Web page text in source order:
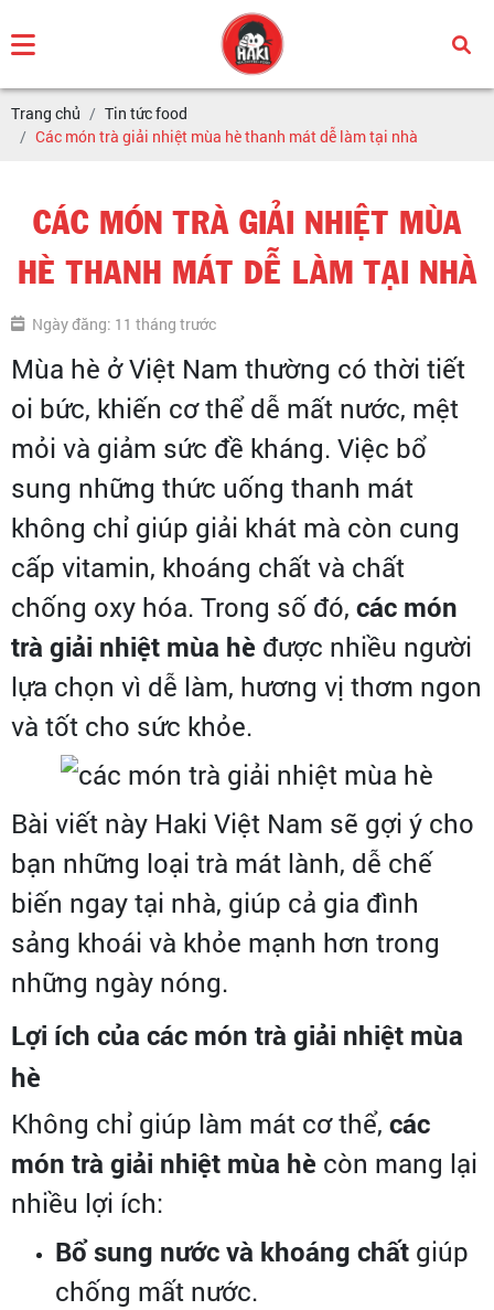
Trang chủ
Tin tức food
Các món trà giải nhiệt mùa hè thanh mát dễ làm tại nhà
CÁC MÓN TRÀ GIẢI NHIỆT MÙA
HÈ THANH MÁT DỄ LÀM TẠI NHÀ
Ngày đăng: 11 tháng trước
Mùa hè ở Việt Nam thường có thời tiết
oi bức, khiến cơ thể dễ mất nước, mệt
mỏi và giảm sức đề kháng. Việc bổ
sung những thức uống thanh mát
không chỉ giúp giải khát mà còn cung
cấp vitamin, khoáng chất và chất
chống oxy hóa. Trong số đó, các món
trà giải nhiệt mùa hè được nhiều người
lựa chọn vì dễ làm, hương vị thơm ngon
và tốt cho sức khỏe.
Bài viết này Haki Việt Nam sẽ gợi ý cho
bạn những loại trà mát lành, dễ chế
biến ngay tại nhà, giúp cả gia đình
sảng khoái và khỏe mạnh hơn trong
những ngày nóng.
Lợi ích của các món trà giải nhiệt mùa
hè
Không chỉ giúp làm mát cơ thể, các
món trà giải nhiệt mùa hè còn mang lại
nhiều lợi ích:
Bổ sung nước và khoáng chất giúp
chống mất nước.